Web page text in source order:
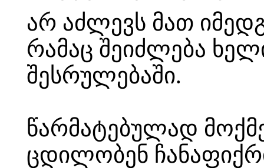
არ აძლევს მათ
რამაც შეიძლება
შესრულებაში.
წარმატებულად
ცდილობენ